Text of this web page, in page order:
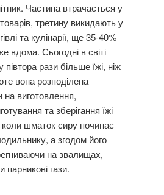
Частина втрачається у
третину викидають у
та кулінарії, ще 35-40%
вдома. Сьогодні в світі
рази більше їжі, ніж
вона розподілена
на виготовлення,
та зберігання їжі
шматок сиру починає
а згодом його
на звалищах,
гази.